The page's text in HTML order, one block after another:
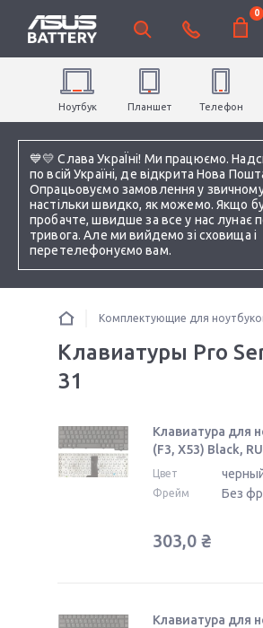
💙💛 Слава УкраЇні! Ми працюємо.
по всій Україні, де відкрита Нова
Опрацьовуємо замовлення у звичному
настільки швидко, як можемо. Якщо
пробачте, швидше за все у нас лунає
тривога. Але ми вийдемо зі сховища і
перетелефонуємо вам.
0
Ноутбук Планшет Телефон
Комплектующие для
Клавиатуры Pro
31
Клавиатура для
(F3, X53) Black, RU
Цвет
Фрейм Без
303,0 ₴
Клавиатура для